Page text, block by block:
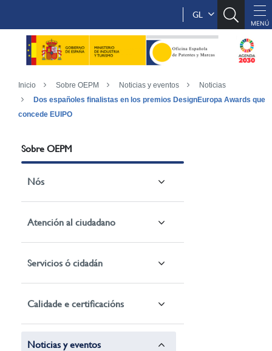
GL
Inicio Sobre OEPM Noticias y eventos
Noticias
Dos españoles finalistas en los premios DesignEuropa Awards que
concede EUIPO
Sobre OEPM
Nós
Atención al ciudadano
Servicios ó cidadán
Calidade e certificacións
Noticias y eventos